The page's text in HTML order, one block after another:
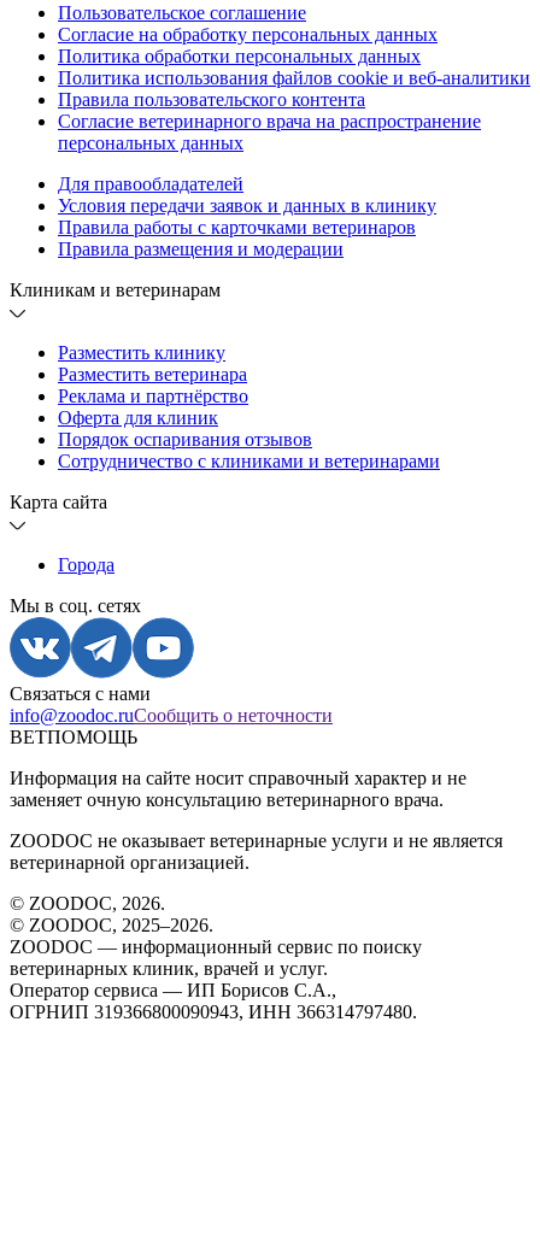
Пользовательское соглашение
Согласие на обработку персональных данных
Политика обработки персональных данных
Политика использования файлов cookie и веб-аналитики
Правила пользовательского контента
Согласие ветеринарного врача на распространение
персональных данных
Для правообладателей
Условия передачи заявок и данных в клинику
Правила работы с карточками ветеринаров
Правила размещения и модерации
Клиникам и ветеринарам
Разместить клинику
Разместить ветеринара
Реклама и партнёрство
Оферта для клиник
Порядок оспаривания отзывов
Сотрудничество с клиниками и ветеринарами
Карта сайта
Города
Мы в соц. сетях
Связаться с нами
info@zoodoc.ruСообщить о неточности
ВЕТПОМОЩЬ
Информация на сайте носит справочный характер и не
заменяет очную консультацию ветеринарного врача.
ZOODOC не оказывает ветеринарные услуги и не является
ветеринарной организацией.
© ZOODOC, 2026.
© ZOODOC, 2025–2026.
ZOODOC — информационный сервис по поиску
ветеринарных клиник, врачей и услуг.
Оператор сервиса — ИП Борисов С.А.,
ОГРНИП 319366800090943, ИНН 366314797480.